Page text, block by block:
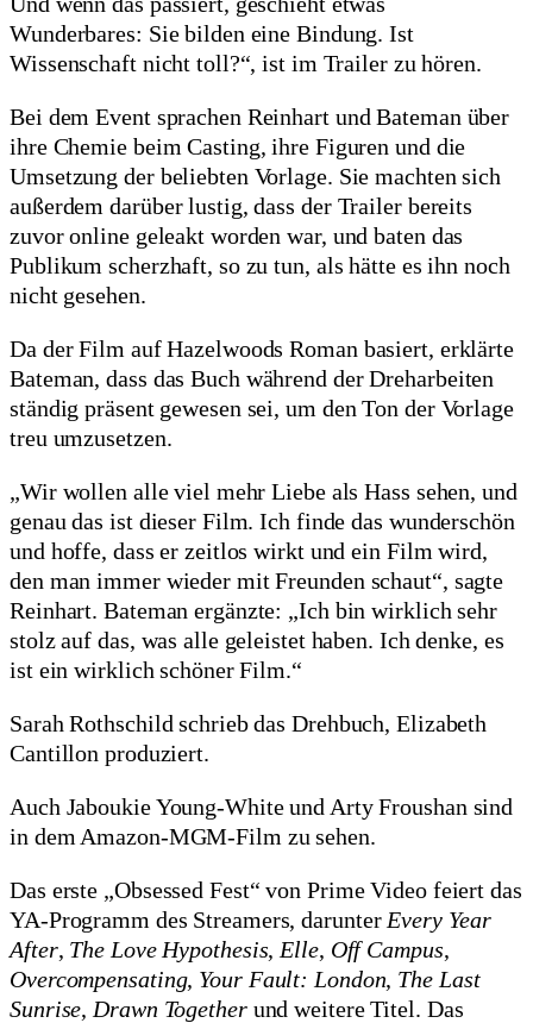
Wunderbares: Sie bilden eine Bindung. Ist
Wissenschaft nicht toll?“, ist im Trailer zu hören.
Bei dem Event sprachen Reinhart und Bateman über
ihre Chemie beim Casting, ihre Figuren und die
Umsetzung der beliebten Vorlage. Sie machten sich
außerdem darüber lustig, dass der Trailer bereits
zuvor online geleakt worden war, und baten das
Publikum scherzhaft, so zu tun, als hätte es ihn noch
nicht gesehen.
Da der Film auf Hazelwoods Roman basiert, erklärte
Bateman, dass das Buch während der Dreharbeiten
ständig präsent gewesen sei, um den Ton der Vorlage
treu umzusetzen.
„Wir wollen alle viel mehr Liebe als Hass sehen, und
genau das ist dieser Film. Ich finde das wunderschön
und hoffe, dass er zeitlos wirkt und ein Film wird,
den man immer wieder mit Freunden schaut“, sagte
Reinhart. Bateman ergänzte: „Ich bin wirklich sehr
stolz auf das, was alle geleistet haben. Ich denke, es
ist ein wirklich schöner Film.“
Sarah Rothschild schrieb das Drehbuch, Elizabeth
Cantillon produziert.
Auch Jaboukie Young-White und Arty Froushan sind
in dem Amazon-MGM-Film zu sehen.
Das erste „Obsessed Fest“ von Prime Video feiert das
YA-Programm des Streamers, darunter Every Year
After, The Love Hypothesis, Elle, Off Campus,
Overcompensating, Your Fault: London, The Last
Sunrise, Drawn Togetherund weitere Titel. Das